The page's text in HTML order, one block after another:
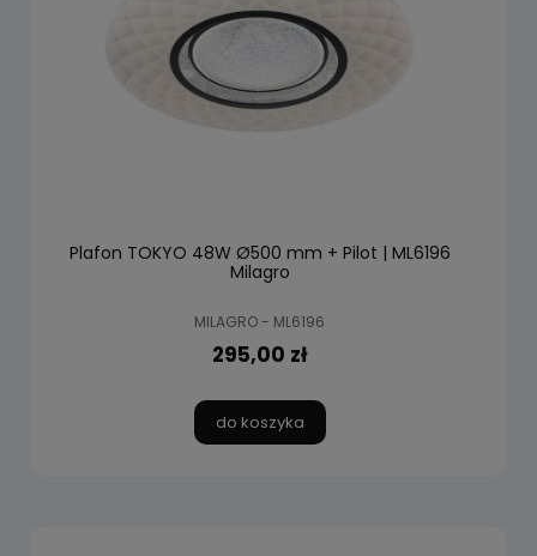
Plafon TOKYO 48W Ø500 mm + Pilot | ML6196
Milagro
MILAGRO - ML6196
295,00 zł
do koszyka